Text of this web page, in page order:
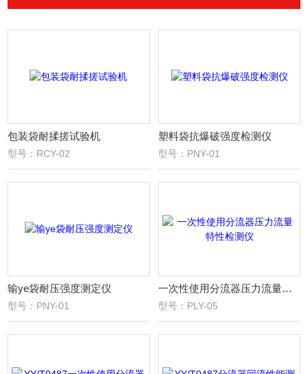
包装袋耐揉搓试验机
型号：RCY-02
塑料袋抗爆破强度检测仪
型号：PNY-01
输ye袋耐压强度测定仪
型号：PNY-01
一次性使用分流器压力流量特性检测仪
型号：PLY-05